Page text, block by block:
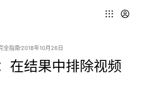
全指南 2018年10月26日
在结果中排除视频